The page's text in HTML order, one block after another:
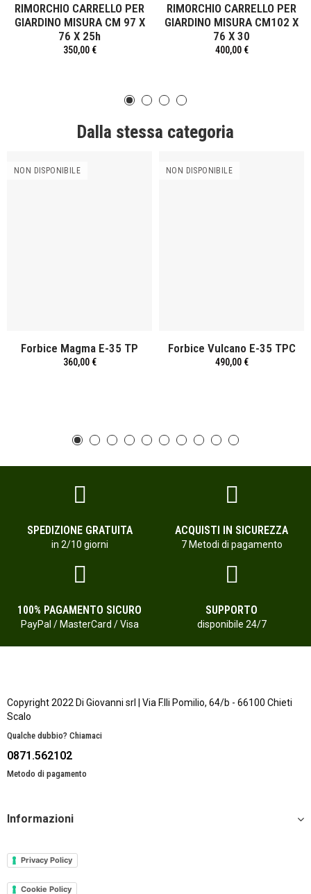
RIMORCHIO CARRELLO PER
GIARDINO MISURA CM 97 X
76 X 25h
350,00 €
RIMORCHIO CARRELLO PER
GIARDINO MISURA CM102 X
76 X 30
400,00 €
Dalla stessa categoria
NON DISPONIBILE
Forbice Magma E-35 TP
360,00 €
NON DISPONIBILE
Forbice Vulcano E-35 TPC
490,00 €
SPEDIZIONE GRATUITA
in 2/10 giorni
ACQUISTI IN SICUREZZA
7 Metodi di pagamento
100% PAGAMENTO SICURO
PayPal / MasterCard / Visa
SUPPORTO
disponibile 24/7
Copyright 2022 Di Giovanni srl | Via F.lli Pomilio, 64/b - 66100 Chieti
Scalo
Qualche dubbio? Chiamaci
0871.562102
Metodo di pagamento
Informazioni
Privacy Policy
Cookie Policy